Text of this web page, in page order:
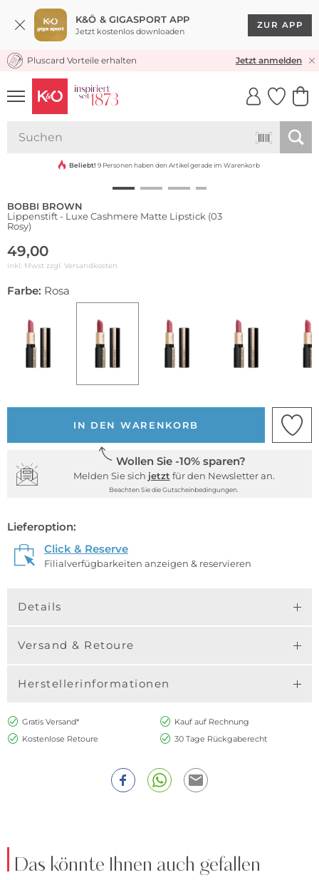
K&Ö & GIGASPORT APP
Jetzt kostenlos downloaden
ZUR APP
KOSTENLOSER VERSAND* & RÜCKVERSAND
Pluscard Vorteile erhalten Jetzt anmelden
UNSERE APP
CLICK &
Beliebt! 9 Personen haben den Artikel gerade im Warenkorb
BOBBI BROWN
Lippenstift - Luxe Cashmere Matte Lipstick (03
Rosy)
49,00
inkl. Mwst zzgl. Versandkosten
Farbe: Rosa
IN DEN WARENKORB
Wollen Sie -10% sparen?
Melden Sie sich jetzt für den Newsletter an.
Beachten Sie die Gutscheinbedingungen.
Lieferoption:
Click & Reserve
Filialverfügbarkeiten anzeigen & reservieren
Details
Versand & Retoure
Herstellerinformationen
Gratis Versand*
Kauf auf Rechnung
Kostenlose Retoure
30 Tage Rückgaberecht
Das könnte Ihnen auch gefallen